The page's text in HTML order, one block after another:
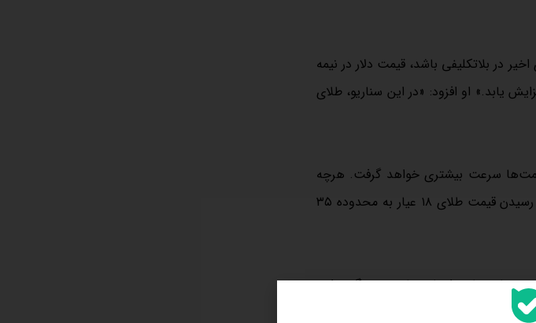
در بلاتکلیفی باشد، قیمت دلار در نیمه
می‌تواند تا محدوده کریدور ۲۸ تا ۲۹ هزار تومان نیز افزایش یابد.» او افزود: «در این سناریو، طلای
سرعت بیشتری خواهد گرفت. هرچه
شکست توافق زودتر رخ دهد، عبور دلار از کریدور ۲۰ نیز سریع‌تر خواهد بود. در چنین شرایطی حتی رسیدن قیمت طلای ۱۸ عیار به محدوده ۳۵
سناریوها به اخبار سیاسی بستگی دارد.